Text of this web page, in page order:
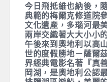
今日飛抵維也納後，
典範的梅爾克修道院
文化遺產，多瑙河最
兩岸交織著大大小小
午後來到奧地利以高
世的度假勝地－薩爾
界經典電影名著『真
岡湖，是奧地利公認